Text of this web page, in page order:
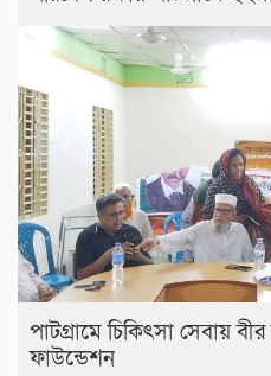
পাটগ্রামে চিকিৎসা সেবায়
ফাউন্ডেশন